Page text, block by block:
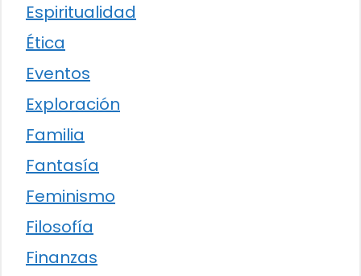
Espiritualidad
Ética
Eventos
Exploración
Familia
Fantasía
Feminismo
Filosofía
Finanzas